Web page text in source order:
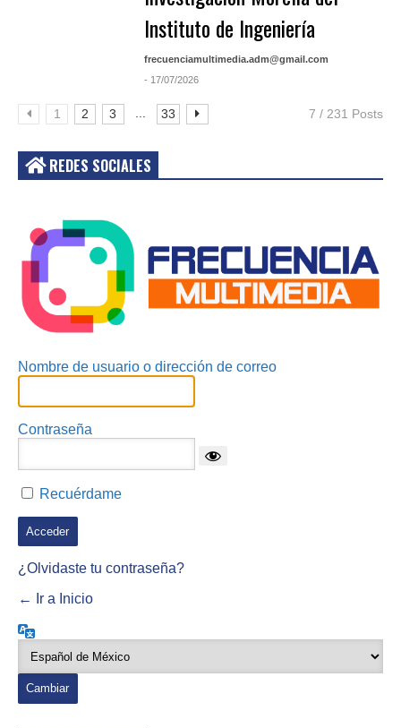
Instituto de Ingeniería
frecuenciamultimedia.adm@gmail.com
- 17/07/2026
1 2 3 33 7 / 231 Posts
REDES SOCIALES
Nombre de usuario o dirección de correo
Contraseña
Recuérdame
¿Olvidaste tu contraseña?
← Ir a Inicio